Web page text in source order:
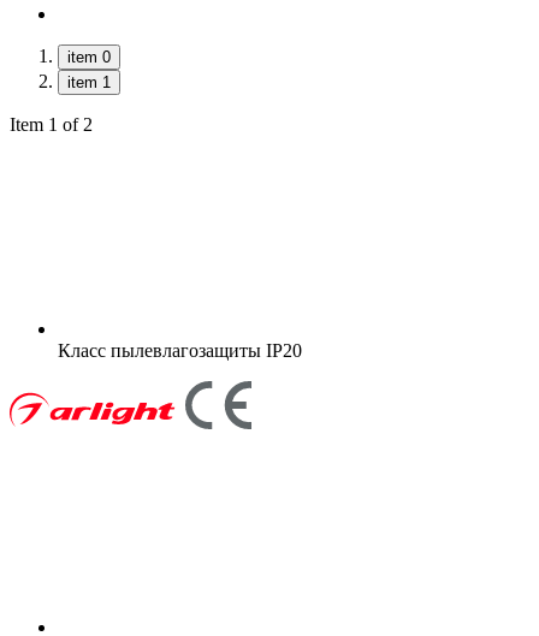
item 0
item 1
Item 1 of 2
Класс пылевлагозащиты IP20